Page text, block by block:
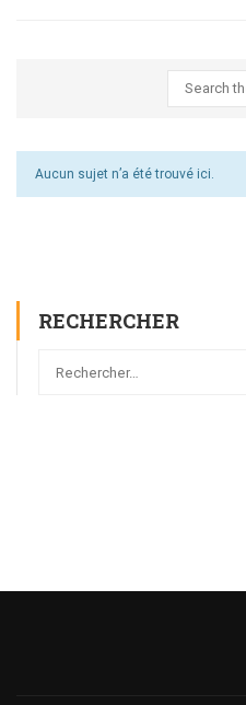
Aucun sujet n’a été trouvé ici.
RECHERCHER